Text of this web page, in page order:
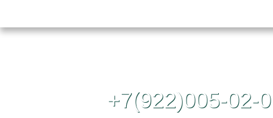
+7(922)005-02-